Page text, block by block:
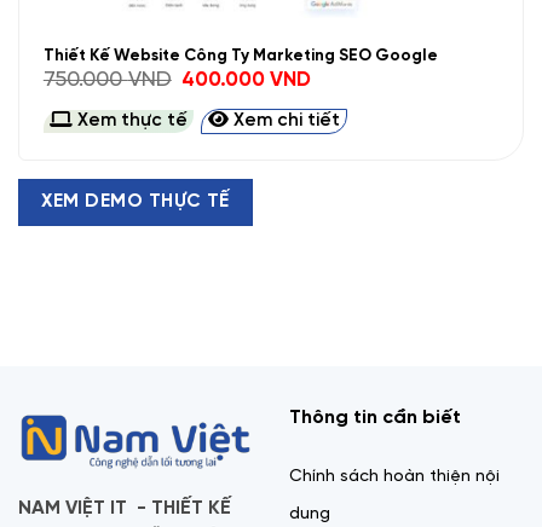
Thiết Kế Website Công Ty Marketing SEO Google
750.000VND
Giá
là:
750.000 VND.
400.000VNDGiá
tại
là:
400.000 VND.
Xem thực tế Xem chi tiết
XEM DEMO THỰC TẾ
NAM VIỆT IT - THIẾT KẾ
Thông tin cần biết
Chính sách hoàn thiện nội
dung